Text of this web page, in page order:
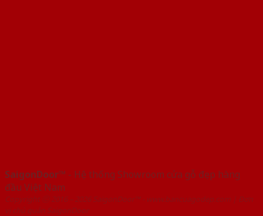
SaigonDoor™ - Hệ thống Showroom cửa gỗ đẹp hàng
đầu Việt Nam
Copyright ⓒ 2016 – 2026 SaigonDoor™ - www.bancuagodep.com | Đơn
vị chủ quản SaigonDoor